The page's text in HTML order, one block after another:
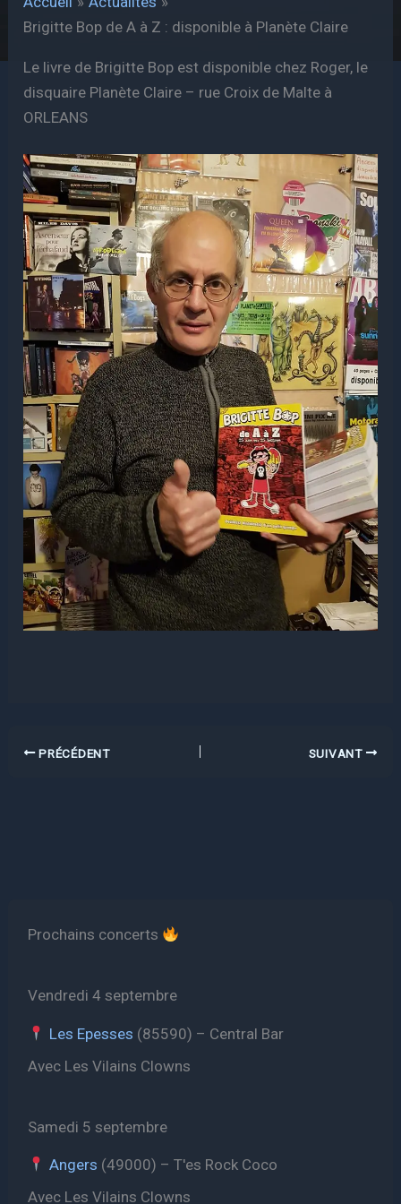
Brigitte Bop de A à Z : disponible à Planète Claire
Le livre de Brigitte Bop est disponible chez Roger, le
disquaire Planète Claire – rue Croix de Malte à
ORLEANS
PRÉCÉDENT SUIVANT
Prochains concerts
Vendredi 4 septembre
Les Epesses (85590) – Central Bar
Avec Les Vilains Clowns
Samedi 5 septembre
Angers (49000) – T'es Rock Coco
Avec Les Vilains Clowns